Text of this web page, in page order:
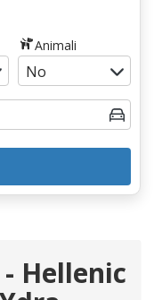
Animali
Hellenic